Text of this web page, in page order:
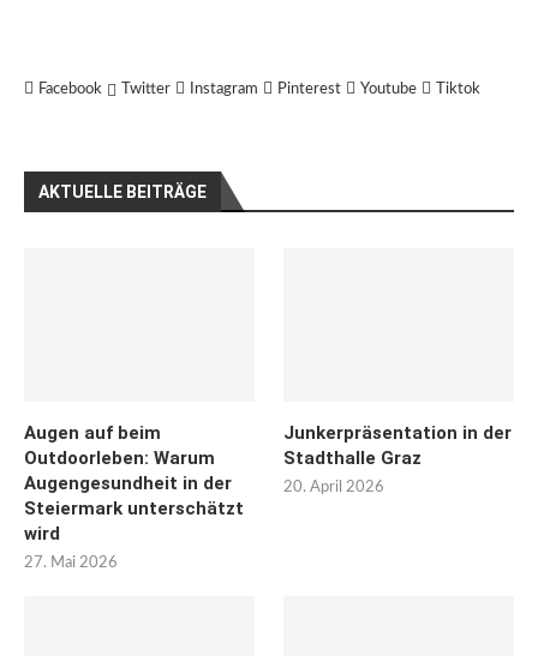
Facebook Twitter Instagram Pinterest Youtube Tiktok
AKTUELLE BEITRÄGE
Augen auf beim
Outdoorleben: Warum
Augengesundheit in der
Steiermark unterschätzt
wird
27. Mai 2026
Junkerpräsentation in der
Stadthalle Graz
20. April 2026